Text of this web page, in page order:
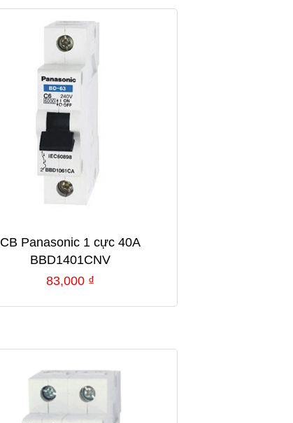
CB Panasonic 1 cực 40A
BBD1401CNV
83,000 ₫